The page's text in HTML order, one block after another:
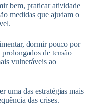
bem, praticar atividade
medidas que ajudam o
dormir pouco por
de tensão
vulneráveis ao
uma das estratégias mais
das crises.